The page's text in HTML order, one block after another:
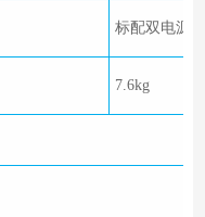
标配双电源
7.6kg